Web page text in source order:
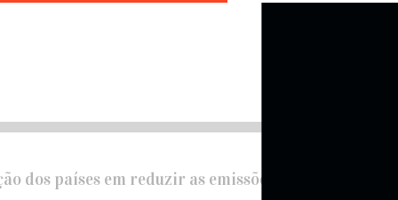
dos países em reduzir as emissões de gases de